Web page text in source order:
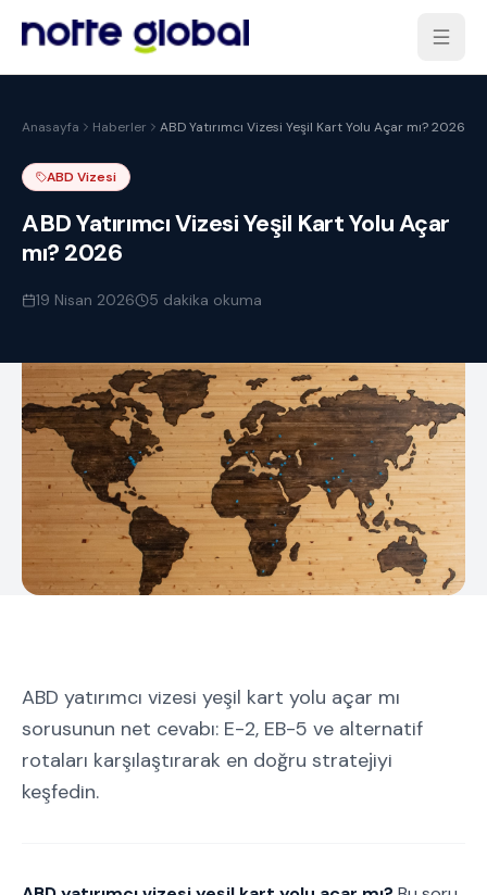
Anasayfa Haberler ABD Yatırımcı Vizesi Yeşil Kart Yolu Açar mı? 2026
ABD Vizesi
ABD Yatırımcı Vizesi Yeşil Kart Yolu Açar
mı? 2026
19 Nisan 2026 5 dakika okuma
ABD yatırımcı vizesi yeşil kart yolu açar mı
sorusunun net cevabı: E-2, EB-5 ve alternatif
rotaları karşılaştırarak en doğru stratejiyi
keşfedin.